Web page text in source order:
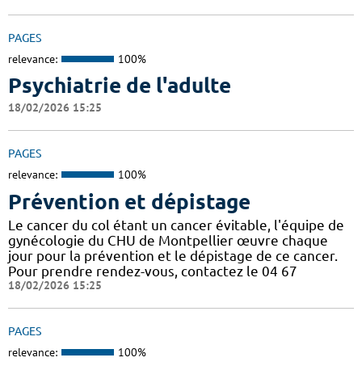
PAGES
relevance: 100%
Psychiatrie de l'adulte
18/02/2026 15:25
PAGES
relevance: 100%
Prévention et dépistage
Le cancer du col étant un cancer évitable, l'équipe de
gynécologie du CHU de Montpellier œuvre chaque
jour pour la prévention et le dépistage de ce cancer.
Pour prendre rendez-vous, contactez le 04 67
18/02/2026 15:25
PAGES
relevance: 100%